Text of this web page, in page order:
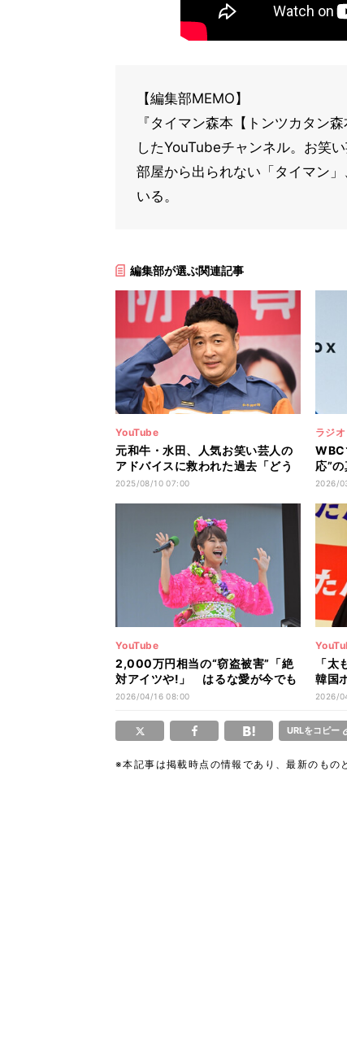
【編集部MEMO】
『タイマン森本【トンツカタン
したYouTubeチャンネル。お笑
部屋から出られない「タイマン
いる。
編集部が選ぶ関連記事
YouTube
元和牛・水田、人気お笑い芸人の
アドバイスに救われた過去「どう
せ苦手なやつは…」
2025/08/10 07:00
ラジオ
WBC
応”
ます
2026/
YouTube
2,000万円相当の“窃盗被害”「絶
対アイツや!」 はるな愛が今でも
疑う人物とは
2026/04/16 08:00
「太
韓国
ロイ
2026/
URLをコピー
※本記事は掲載時点の情報であり、最新のもの